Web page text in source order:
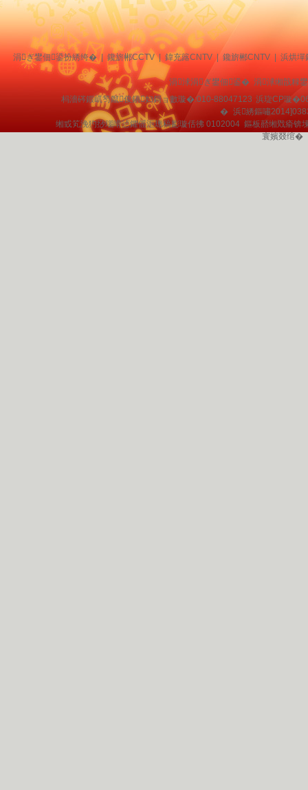
涓ぎ鐢佃鍙扮綉绔� | 鑱旂郴CCTV | 鍏充簬CNTV 鑱旂郴CNTV 浜烘墠
涓浗涓ぎ鐢佃鍙� 涓浗缃戠粶
杩濇硶鍜屼笉鑹俊鎭妇鎶ョ數璇�:010-88047123 浜琁CP璇
� 浜綉鏂嘯
缃戜笂浼犳挱瑙嗗惉鑺傜洰璁稿彲璇佸彿 0102004 鏂板嚭缃戣瘉
寰嬪叕绾�